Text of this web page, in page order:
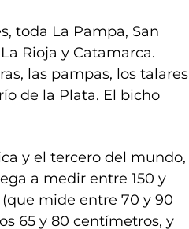
toda La Pampa, San
Rioja y Catamarca.
las pampas, los talares
de la Plata. El bicho
y el tercero del mundo,
a medir entre 150 y
mide entre 70 y 90
65 y 80 centímetros, y